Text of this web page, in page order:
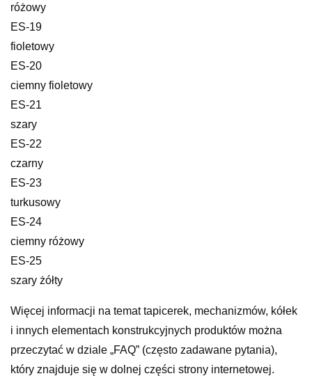
różowy
ES-19
fioletowy
ES-20
ciemny fioletowy
ES-21
szary
ES-22
czarny
ES-23
turkusowy
ES-24
ciemny różowy
ES-25
szary żółty
Więcej informacji na temat tapicerek, mechanizmów, kółek
i innych elementach konstrukcyjnych produktów można
przeczytać w dziale „FAQ” (często zadawane pytania),
który znajduje się w dolnej części strony internetowej.